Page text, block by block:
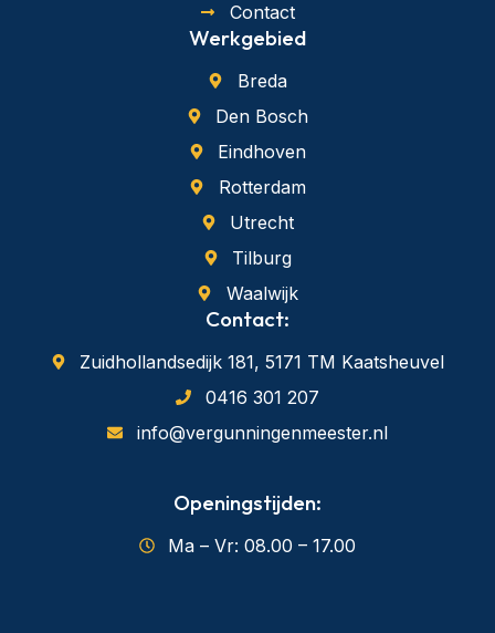
Contact
Werkgebied
Breda
Den Bosch
Eindhoven
Rotterdam
Utrecht
Tilburg
Waalwijk
Contact:
Zuidhollandsedijk 181, 5171 TM Kaatsheuvel
0416 301 207
info@vergunningenmeester.nl
Openingstijden:
Ma – Vr: 08.00 – 17.00